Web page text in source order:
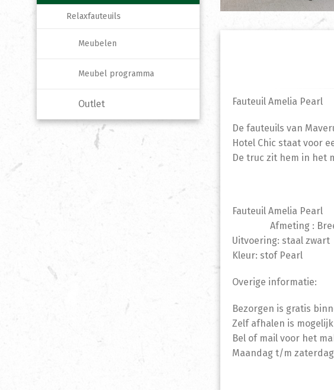
Fauteuil Amelia Pearl
De fauteuils van
Hotel Chic staat voor
De truc zit hem in het
Afmeting : Breedte
Uitvoering: staal zwart
Kleur: stof Pearl
Overige informatie:
Bezorgen is gratis
Zelf afhalen is
Bel of mail voor het
Maandag t/m
Relaxfauteuils
Meubelen
Meubel programma
Outlet